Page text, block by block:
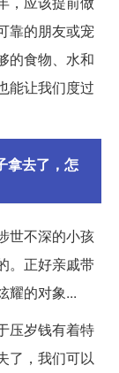
靠的朋友或宠
的食物、水和
能让我们度过
拿去了，怎
世不深的小孩
。正好亲戚带
耀的对象...
压岁钱有着特
了，我们可以